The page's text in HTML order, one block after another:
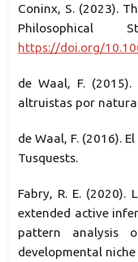
Coninx, S. (2023).
Philosophical
https://doi.org/
de Waal, F.
altruistas por
de Waal, F. (2016).
Tusquests.
Fabry, R. E.
extended active
pattern analysis
developmental